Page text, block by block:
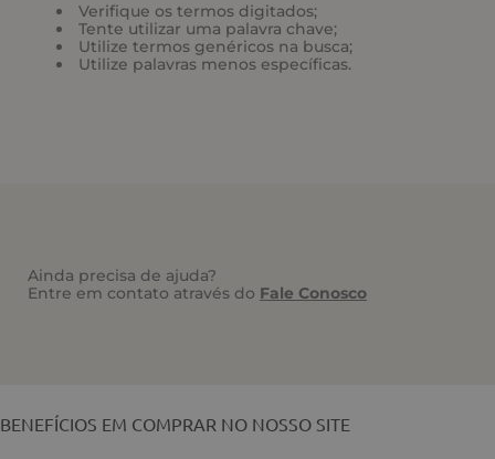
Verifique os termos digitados;
Tente utilizar uma palavra chave;
Utilize termos genéricos na busca;
Utilize palavras menos específicas.
Ainda precisa de ajuda?
Entre em contato através do Fale Conosco
BENEFÍCIOS EM COMPRAR NO NOSSO SITE